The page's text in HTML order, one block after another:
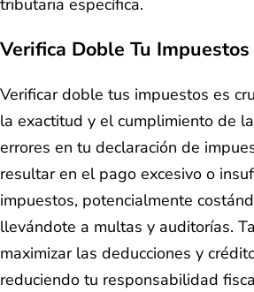
tributaria específica.
Verifica Doble Tu Impuestos
Verificar doble tus impuestos es
la exactitud y el cumplimiento de
errores en tu declaración de
resultar en el pago excesivo o
impuestos, potencialmente
llevándote a multas y auditorías.
maximizar las deducciones y
reduciendo tu responsabilidad